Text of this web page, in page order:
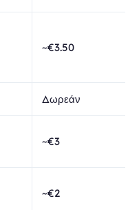
~€3.50
Δωρεάν
~€3
~€2